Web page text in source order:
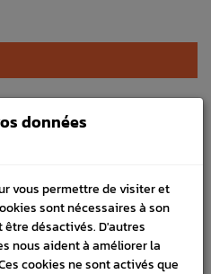
données
vous permettre de visiter et
sont nécessaires à son
désactivés. D'autres
nous aident à améliorer la
cookies ne sont activés que